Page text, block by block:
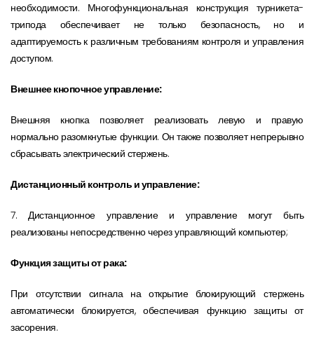
необходимости. Многофункциональная конструкция турникета-
трипода обеспечивает не только безопасность, но и
адаптируемость к различным требованиям контроля и управления
доступом.
Внешнее кнопочное управление:
Внешняя кнопка позволяет реализовать левую и правую
нормально разомкнутые функции. Он также позволяет непрерывно
сбрасывать электрический стержень.
Дистанционный контроль и управление:
7. Дистанционное управление и управление могут быть
реализованы непосредственно через управляющий компьютер;
Функция защиты от рака:
При отсутствии сигнала на открытие блокирующий стержень
автоматически блокируется, обеспечивая функцию защиты от
засорения.